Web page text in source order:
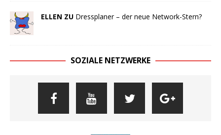
ELLEN ZU Dressplaner – der neue Network-Stern?
SOZIALE NETZWERKE